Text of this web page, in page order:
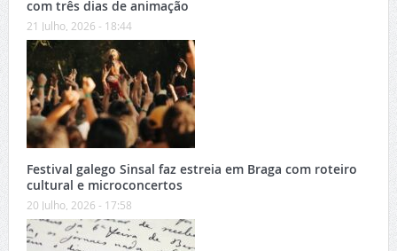
com três dias de animação
21 Julho, 2026 - 18:44
Festival galego Sinsal faz estreia em Braga com roteiro
cultural e microconcertos
20 Julho, 2026 - 17:58